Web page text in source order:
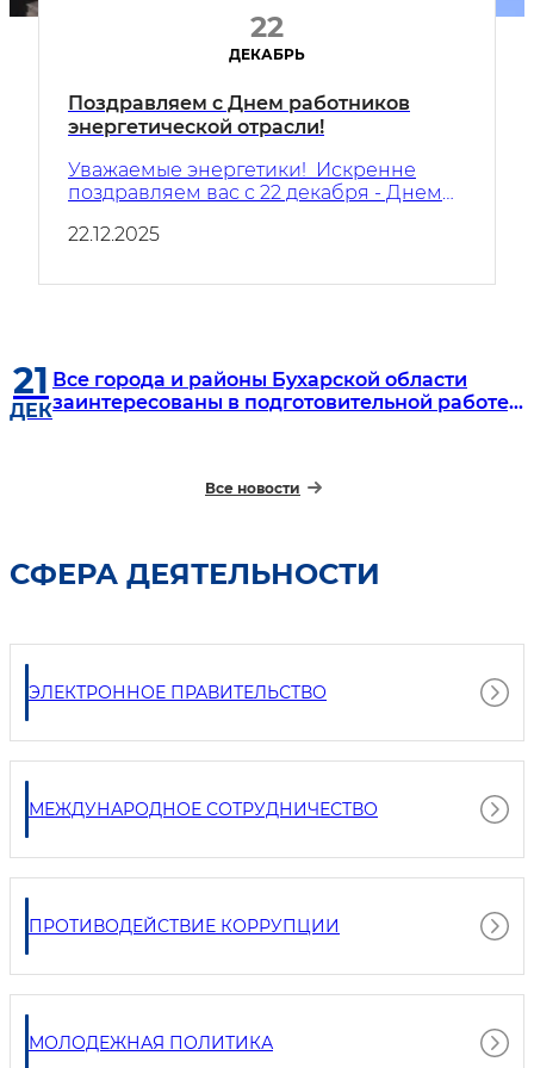
22
ДЕКАБРЬ
️Поздравляем с Днем работников
энергетической отрасли!
Уважаемые энергетики! Искренне
поздравляем вас с 22 декабря - Днем
22.12.2025
21
ДЕК
Все города и районы Бухарской области
заинтересованы в подготовительной работе,
праздничное настроение.
Все новости
СФЕРА ДЕЯТЕЛЬНОСТИ
ЭЛЕКТРОННОЕ ПРАВИТЕЛЬСТВО
МЕЖДУНАРОДНОЕ СОТРУДНИЧЕСТВО
ПРОТИВОДЕЙСТВИЕ КОРРУПЦИИ
МОЛОДЕЖНАЯ ПОЛИТИКА